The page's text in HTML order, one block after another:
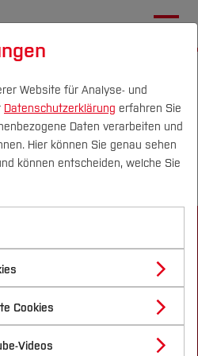
DE|EN Quicklinks
WomEngineer
aufklappen
Website für Analyse- und
Datenschutzerklärung erfahren Sie
Daten verarbeiten und
Hier können Sie genau sehen
können entscheiden, welche Sie
Cookies
Videos